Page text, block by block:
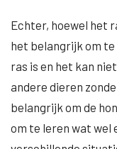
Echter, hoewel het
het belangrijk om
ras is en het kan
andere dieren
belangrijk om de
om te leren wat wel